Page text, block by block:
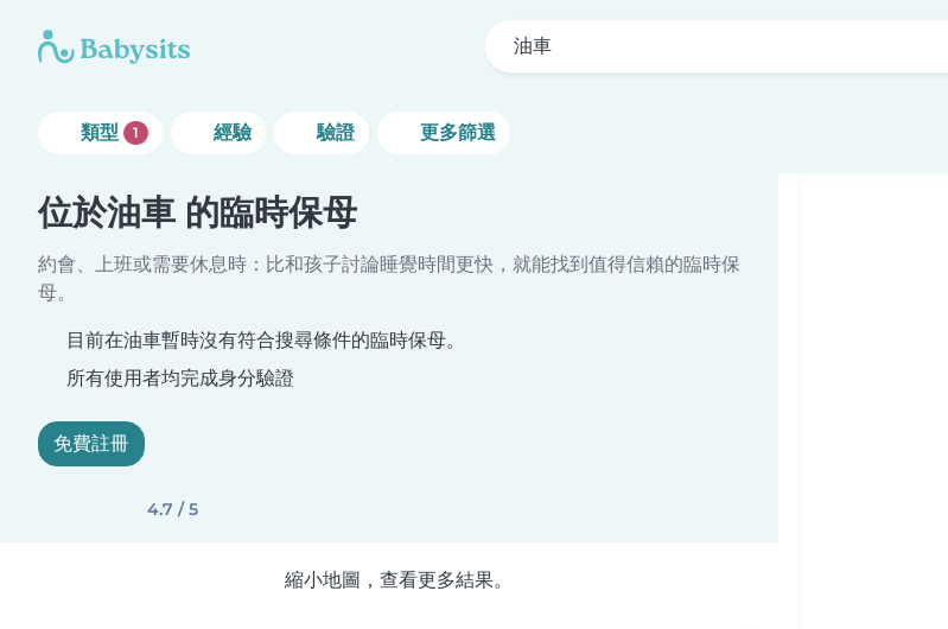
油車
類型 1 經驗 驗證 更多篩選
位於油車 的臨時保母
約會、上班或需要休息時：比和孩子討論睡覺時間更快，就能找到值得信賴的臨時保
母。
目前在油車暫時沒有符合搜尋條件的臨時保母。
所有使用者均完成身分驗證
免費註冊
4.7 / 5
縮小地圖，查看更多結果。